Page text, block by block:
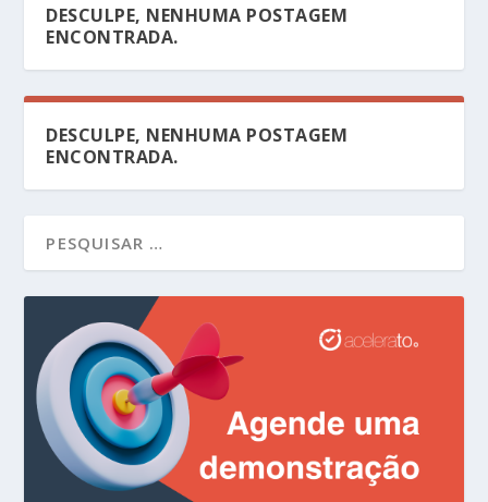
DESCULPE, NENHUMA POSTAGEM
ENCONTRADA.
DESCULPE, NENHUMA POSTAGEM
ENCONTRADA.